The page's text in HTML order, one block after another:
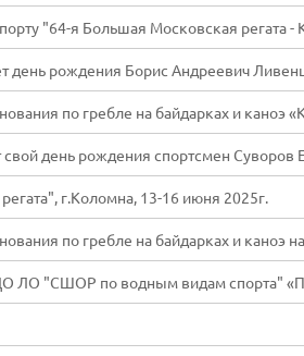
"64-я Большая Московская регата
день рождения Борис Андреевич
по гребле на байдарках и каноэ
свой день рождения спортсмен Суворов
г.Коломна, 13-16 июня 2025г.
по гребле на байдарках и каноэ
ЛО "СШОР по водным видам спорта"